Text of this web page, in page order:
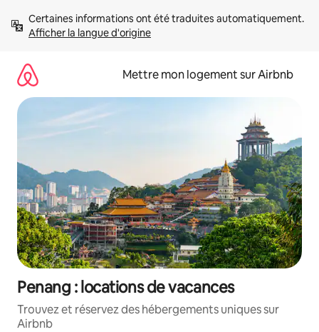
directement
Afficher la langue d'origine
Mettre mon logement sur Airbnb
Penang : locations de vacances
Trouvez et réservez des hébergements uniques sur
Airbnb